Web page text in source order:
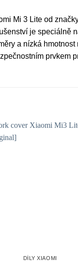
Mi 3 Lite od
je speciálně
a nízká
prvkem
DÍLY XIAOMI